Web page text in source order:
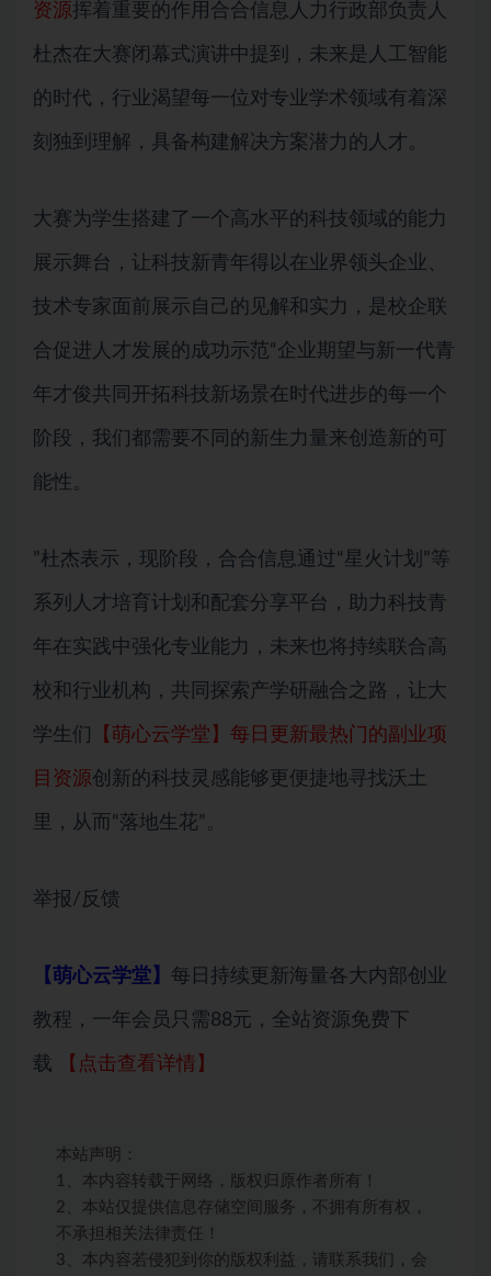
资源挥着重要的作用合合信息人力行政部负责人
杜杰在大赛闭幕式演讲中提到，未来是人工智能
的时代，行业渴望每一位对专业学术领域有着深
刻独到理解，具备构建解决方案潜力的人才。
大赛为学生搭建了一个高水平的科技领域的能力
展示舞台，让科技新青年得以在业界领头企业、
技术专家面前展示自己的见解和实力，是校企联
合促进人才发展的成功示范“企业期望与新一代青
年才俊共同开拓科技新场景在时代进步的每一个
阶段，我们都需要不同的新生力量来创造新的可
能性。
”杜杰表示，现阶段，合合信息通过“星火计划”等
系列人才培育计划和配套分享平台，助力科技青
年在实践中强化专业能力，未来也将持续联合高
校和行业机构，共同探索产学研融合之路，让大
学生们 【萌心云学堂】每日更新最热门的副业项
目资源创新的科技灵感能够更便捷地寻找沃土
里，从而“落地生花”。
举报/反馈
【萌心云学堂】 每日持续更新海量各大内部创业
教程，一年会员只需88元，全站资源免费下
载 【点击查看详情】
本站声明：
1、本内容转载于网络，版权归原作者所有！
2、本站仅提供信息存储空间服务，不拥有所有权，
不承担相关法律责任！
3、本内容若侵犯到你的版权利益，请联系我们，会